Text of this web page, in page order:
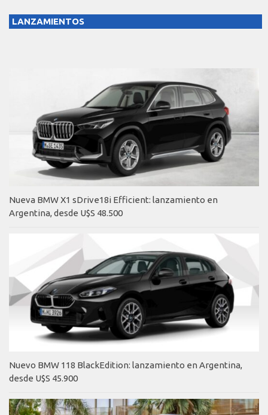
LANZAMIENTOS
Nueva BMW X1 sDrive18i Efficient: lanzamiento en
Argentina, desde U$S 48.500
Nuevo BMW 118 BlackEdition: lanzamiento en Argentina,
desde U$S 45.900